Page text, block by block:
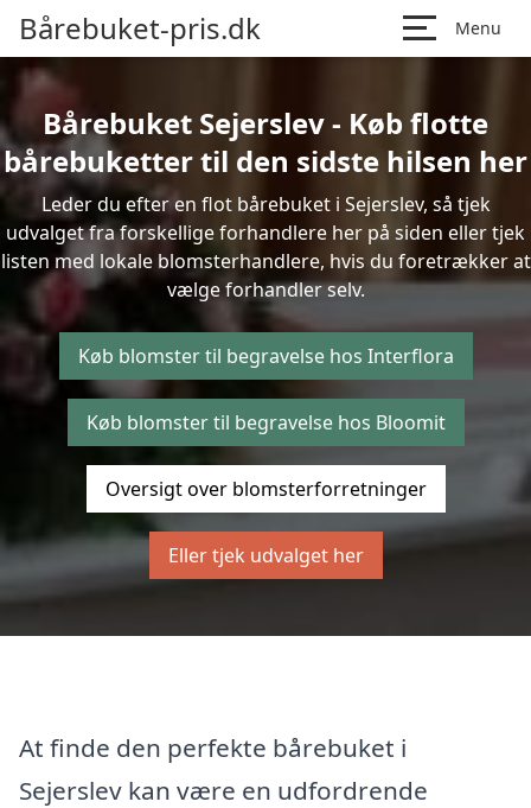
Bårebuket-pris.dk Menu
Bårebuket Sejerslev - Køb flotte
bårebuketter til den sidste hilsen her
Leder du efter en flot bårebuket i Sejerslev, så tjek
udvalget fra forskellige forhandlere her på siden eller tjek
listen med lokale blomsterhandlere, hvis du foretrækker at
vælge forhandler selv.
Køb blomster til begravelse hos Interflora
Køb blomster til begravelse hos Bloomit
Oversigt over blomsterforretninger
Eller tjek udvalget her
At finde den perfekte bårebuket i
Sejerslev kan være en udfordrende